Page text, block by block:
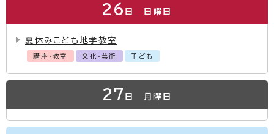
26 日 日曜日
夏休みこども地学教室
講座・教室 文化・芸術 子ども
27 日 月曜日